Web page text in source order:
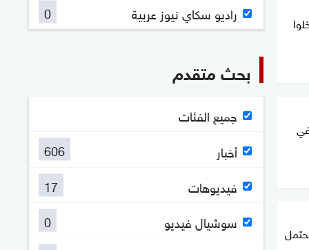
راديو سكاي نيوز عربية
0
بحث متقدم
جميع الفئات
أخبار
606
فيديوهات
17
سوشيال فيديو
0